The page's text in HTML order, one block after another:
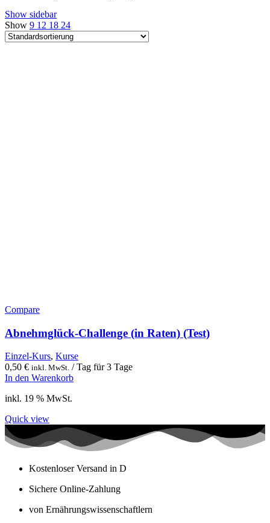
Show sidebar
Show 9 12 18 24
Compare
Abnehmglück-Challenge (in Raten) (Test)
Einzel-Kurs, Kurse
0,50 € inkl. MwSt. / Tag für 3 Tage
In den Warenkorb
inkl. 19 % MwSt.
Quick view
Kostenloser Versand in D
Sichere Online-Zahlung
von Ernährungswissenschaftlern